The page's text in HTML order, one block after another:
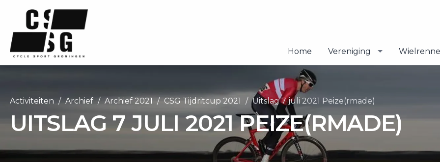
Home Vereniging
Activiteiten Archief Archief 2021 CSG Tijdritcup 2021 Uitslag 7 juli 2021 Peize(rmade)
UITSLAG 7 JULI 2021 PEIZE(RMADE)